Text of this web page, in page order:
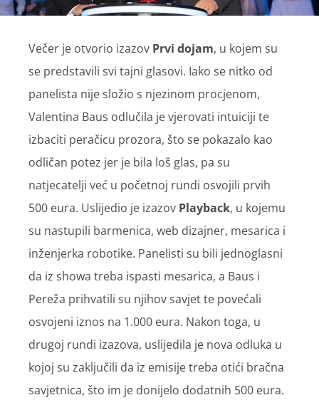
Večer je otvorio izazov Prvi dojam, u kojem su
se predstavili svi tajni glasovi. Iako se nitko od
panelista nije složio s njezinom procjenom,
Valentina Baus odlučila je vjerovati intuiciji te
izbaciti peračicu prozora, što se pokazalo kao
odličan potez jer je bila loš glas, pa su
natjecatelji već u početnoj rundi osvojili prvih
500 eura. Uslijedio je izazov Playback, u kojemu
su nastupili barmenica, web dizajner, mesarica i
inženjerka robotike. Panelisti su bili jednoglasni
da iz showa treba ispasti mesarica, a Baus i
Pereža prihvatili su njihov savjet te povećali
osvojeni iznos na 1.000 eura. Nakon toga, u
drugoj rundi izazova, uslijedila je nova odluka u
kojoj su zaključili da iz emisije treba otići bračna
savjetnica, što im je donijelo dodatnih 500 eura.